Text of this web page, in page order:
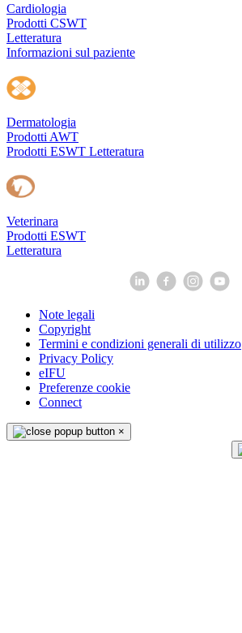
Cardiologia
Prodotti CSWT
Letteratura
Informazioni sul paziente
Dermatologia
Prodotti AWT
Prodotti ESWT Letteratura
Veterinara
Prodotti ESWT
Letteratura
Note legali
Copyright
Termini e condizioni generali di utilizzo
Privacy Policy
eIFU
Preferenze cookie
Connect
×